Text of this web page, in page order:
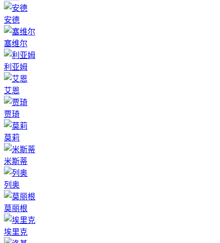
安德
塞维尔
利亚姆
艾恩
贾琦
莫莉
米斯蒂
列奥
莫丽根
埃里克